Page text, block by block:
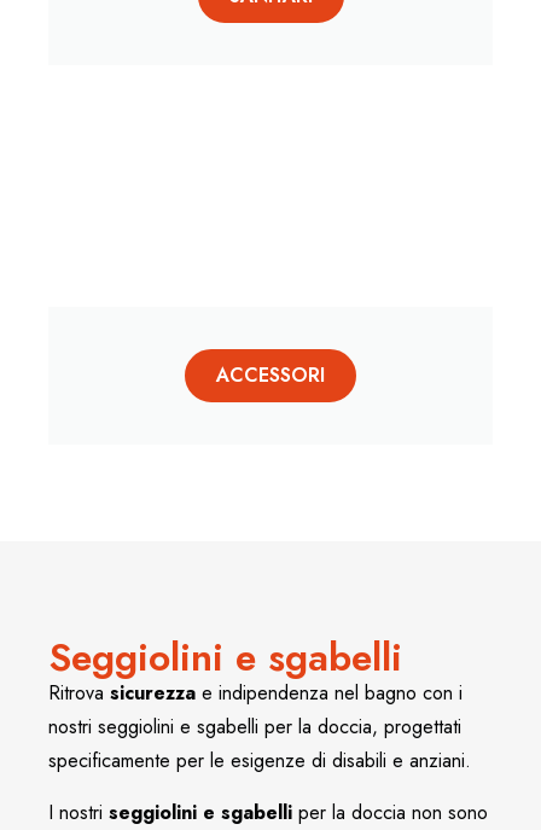
ACCESSORI
Seggiolini e sgabelli
Ritrova sicurezza e indipendenza nel bagno con i
nostri seggiolini e sgabelli per la doccia, progettati
specificamente per le esigenze di disabili e anziani.
I nostri seggiolini e sgabelli per la doccia non sono